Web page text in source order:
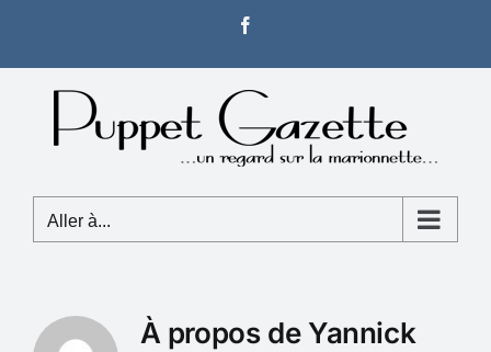
contenu
Aller à...
À propos deYannick